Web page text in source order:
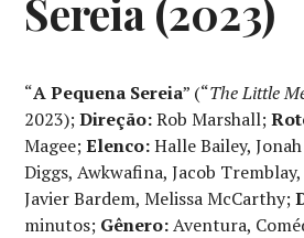
Sereia (2023)
“A Pequena Sereia” (“The Little
2023);Direção:Rob Marshall;
Magee;Elenco:Halle Bailey,
Diggs, Awkwafina, Jacob
Javier Bardem, Melissa McCarthy;
minutos; Gênero:Aventura,